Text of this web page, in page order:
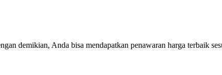
demikian, Anda bisa mendapatkan penawaran harga terbaik